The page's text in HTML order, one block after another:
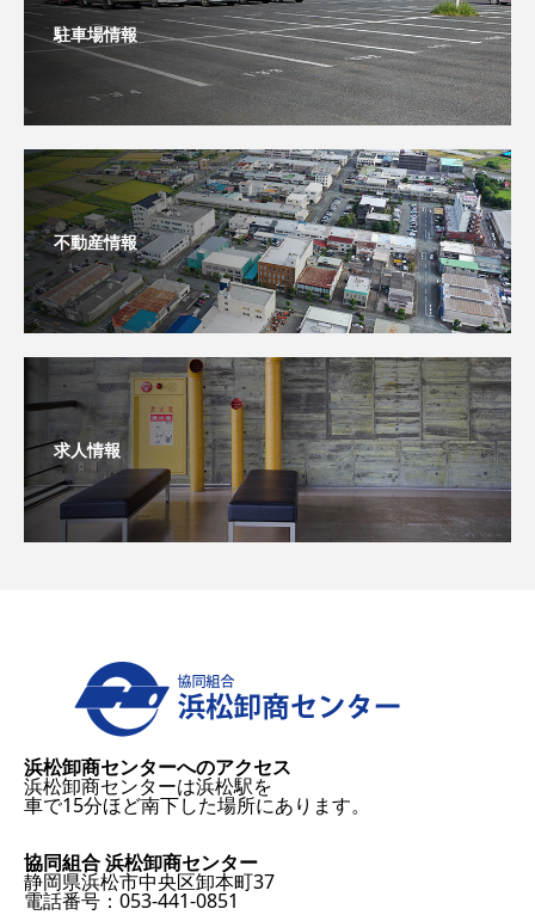
駐車場情報
不動産情報
求人情報
浜松卸商センターへのアクセス
浜松卸商センターは浜松駅を
車で15分ほど南下した場所にあります。
協同組合 浜松卸商センター
静岡県浜松市中央区卸本町37
電話番号：053-441-0851